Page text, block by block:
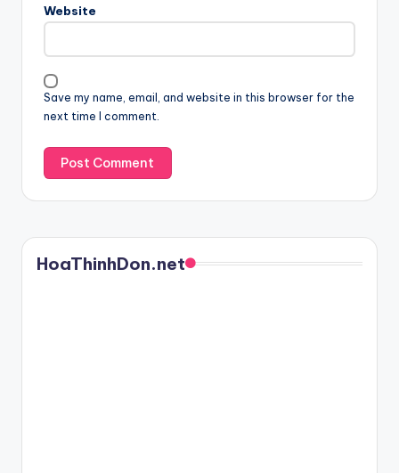
Website
Save my name, email, and website in this browser for the
next time I comment.
HoaThinhDon.net